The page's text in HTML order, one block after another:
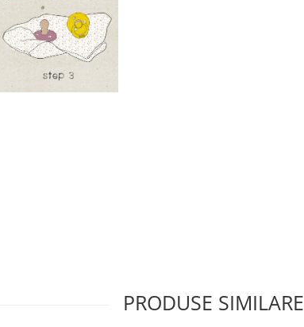
PRODUSE SIMILARE